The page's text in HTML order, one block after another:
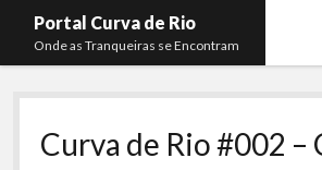
Portal Curva de Rio
Onde as Tranqueiras se Encontram
Podcasts open
Curva de Rio
Membros open
Curva de Rio #002 –